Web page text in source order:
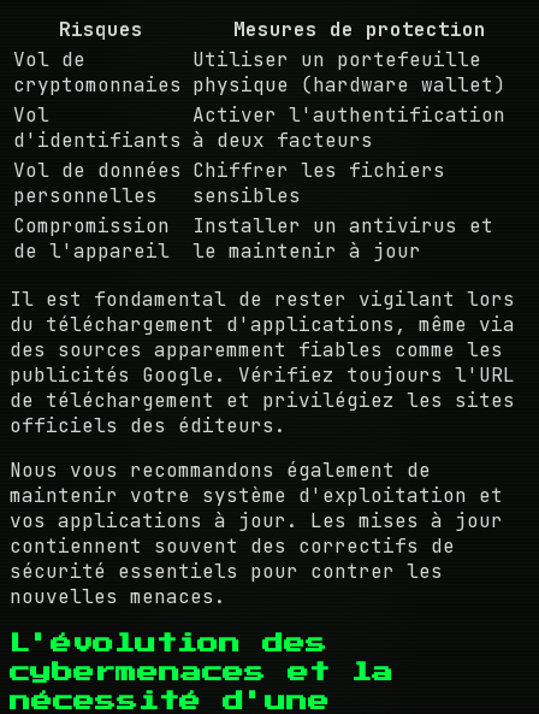
Risques
Mesures de protection
Vol de
cryptomonnaies
Utiliser un portefeuille
physique (hardware wallet)
Vol
d'identifiants
Activer l'authentification
à deux facteurs
Vol de données
personnelles
Chiffrer les fichiers
sensibles
Compromission
de l'appareil
Installer un antivirus et
le maintenir à jour
Il est fondamental de rester vigilant lors
du téléchargement d'applications, même via
des sources apparemment fiables comme les
publicités Google. Vérifiez toujours l'URL
de téléchargement et privilégiez les sites
officiels des éditeurs.
Nous vous recommandons également de
maintenir votre système d'exploitation et
vos applications à jour. Les mises à jour
contiennent souvent des correctifs de
sécurité essentiels pour contrer les
nouvelles menaces.
L'évolution des
cybermenaces et la
nécessité d'une